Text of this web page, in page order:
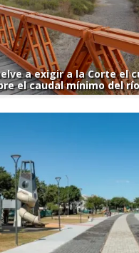
a exigir a la Corte el
el caudal mínimo del